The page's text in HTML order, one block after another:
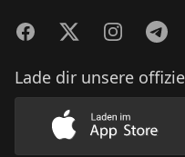
FacebookTwitterInstagram
Lade dir unsere
Lade